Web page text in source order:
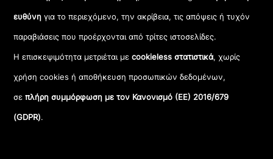
ευθύνη για το περιεχόμενο, την ακρίβεια, τις απόψεις ή τυχόν
παραβιάσεις που προέρχονται από τρίτες ιστοσελίδες.
Η επισκεψιμότητα μετριέται μεcookieless στατιστικά, χωρίς
χρήση cookies ή αποθήκευση προσωπικών δεδομένων,
σεπλήρη συμμόρφωση με τον Κανονισμό (ΕΕ) 2016/679
(GDPR).